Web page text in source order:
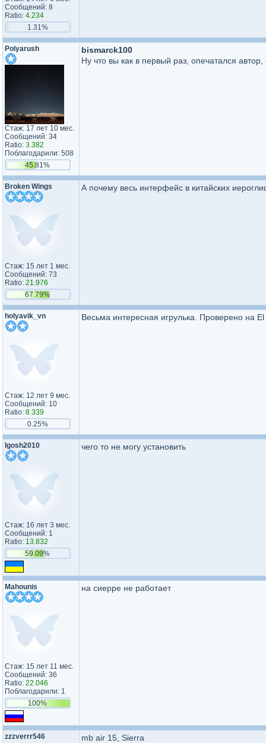
Сообщений: 8
Ratio: 4.234
1.31%
Polyarush
Стаж: 17 лет 10 мес.
Сообщений: 34
Ratio: 3.382
Поблагодарили: 508
45.81%
bismarck100
Ну что вы как в первый раз, опечатался
Broken Wings
Стаж: 15 лет 1 мес.
Сообщений: 73
Ratio: 21.976
67.79%
А почему весь интерфейс в китайских
holyavik_vn
Стаж: 12 лет 9 мес.
Сообщений: 10
Ratio: 8.339
0.25%
Весьма интересная игрулька. Проверено на
Igosh2010
Стаж: 16 лет 3 мес.
Сообщений: 1
Ratio: 13.832
59.09%
чего то не могу установить
Mahounis
Стаж: 15 лет 11 мес.
Сообщений: 36
Ratio: 22.046
Поблагодарили: 1
100%
на сиерре не работает
zzzverrr546
mb air 15, Sierra